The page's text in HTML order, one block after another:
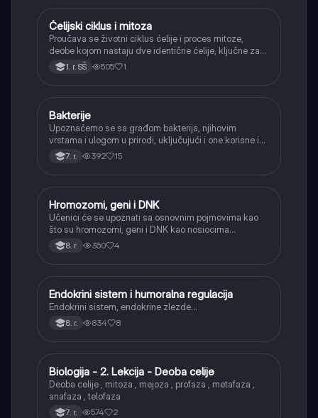
Biologija
Ćelijski ciklus i mitoza
Proučava se životni ciklus ćelije i proces mitoze,
deobe kojom nastaju dve identične ćelije, ključne za
rast i obnavljanje tkiva.
1. r. SŠ 505 1
Biologija
Bakterije
Upoznaćemo se sa građom bakterija, njihovim
vrstama i ulogom u prirodi, uključujući i one korisne i
one koje izazivaju bolesti.
7. r. 392 15
Biologija
Hromozomi, geni i DNK
Učenici će se upoznati sa osnovnim pojmovima kao
što su hromozomi, geni i DNK kao nosiocima
naslednih informacija.
8. r. 350 4
Biologija
Endokrini sistem i humoralna regulacija
Endokrini sistem, endokrine zlezde…
8. r. 834 8
Biologija
Biologija - 2. Lekcija - Deoba celije
Deoba celije , mitoza , mejoza , profaza , metafaza ,
anafaza , telofaza
7. r. 574 2